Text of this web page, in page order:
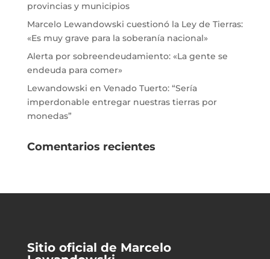
provincias y municipios
Marcelo Lewandowski cuestionó la Ley de Tierras:
«Es muy grave para la soberanía nacional»
Alerta por sobreendeudamiento: «La gente se
endeuda para comer»
Lewandowski en Venado Tuerto: “Sería
imperdonable entregar nuestras tierras por
monedas”
Comentarios recientes
Sitio oficial de Marcelo